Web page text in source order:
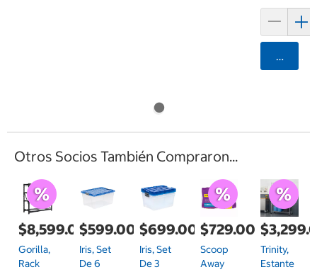
Otros Socios También Compraron...
$8,599.00
Gorilla,
Rack
$599.00
Iris, Set
De 6
$699.00
Iris, Set
De 3
$729.00
Scoop
Away
Trinity,
Estante